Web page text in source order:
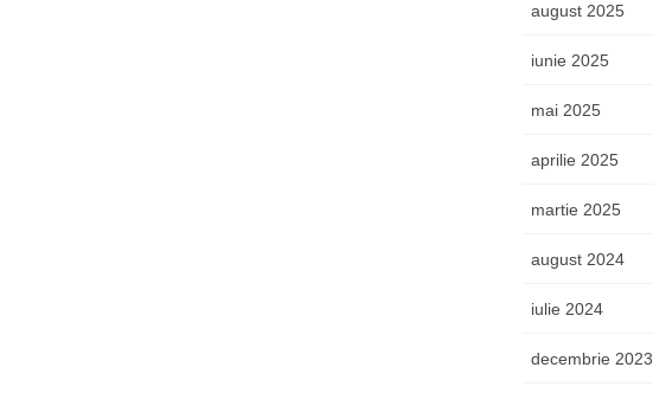
august 2025
iunie 2025
mai 2025
aprilie 2025
martie 2025
august 2024
iulie 2024
decembrie 2023